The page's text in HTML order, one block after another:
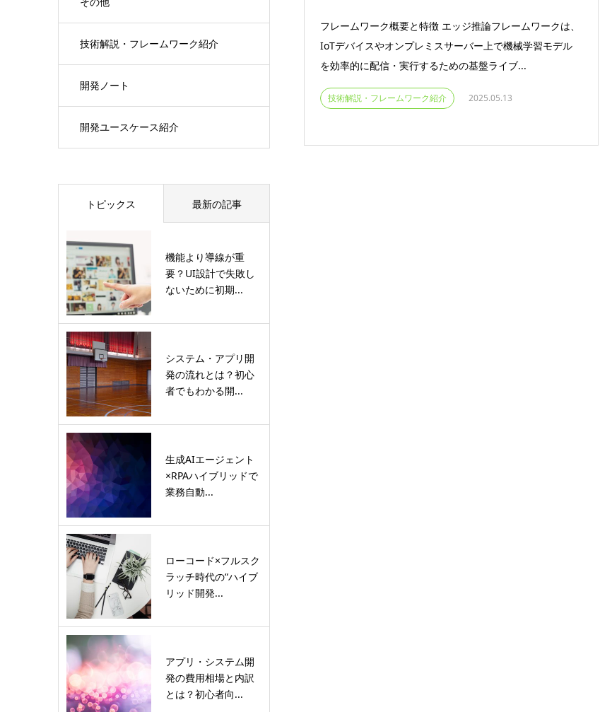
技術解説・フレームワーク紹介
開発ノート
開発ユースケース紹介
フレームワーク概要と特徴 エッジ推論フレームワークは、
IoTデバイスやオンプレミスサーバー上で機械学習モデル
を効率的に配信・実行するための基盤ライブ...
技術解説・フレームワーク紹介 2025.05.13
トピックス 最新の記事
機能より導線が重
要？UI設計で失敗し
ないために初期...
システム・アプリ開
発の流れとは？初心
者でもわかる開...
生成AIエージェント
×RPAハイブリッドで
業務自動...
ローコード×フルスク
ラッチ時代の“ハイブ
リッド開発...
アプリ・システム開
発の費用相場と内訳
とは？初心者向...